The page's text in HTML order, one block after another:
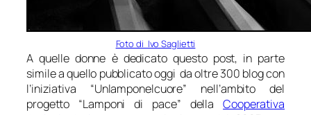
Foto di Ivo Saglietti
A quelle donne è dedicato questo post, in parte
simile a quello pubblicato oggi da oltre 300 blog con
l’iniziativa “Unlamponelcuore” nell’ambito del
progetto “Lamponi di pace” dellaCooperativa